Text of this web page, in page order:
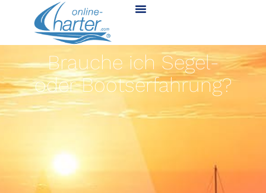
Brauche ich Segel-
oder Bootserfahrung?